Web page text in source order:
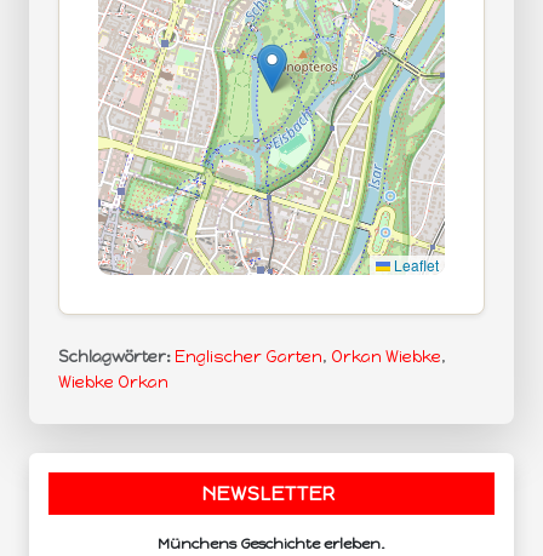
Leaflet
Schlagwörter: Englischer Garten, Orkan Wiebke,
Wiebke Orkan
NEWSLETTER
Münchens Geschichte erleben.